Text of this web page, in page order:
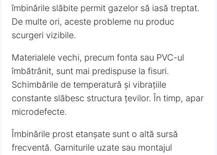
îmbinările slăbite permit gazelor să iasă treptat.
De multe ori, aceste probleme nu produc
scurgeri vizibile.
Materialele vechi, precum fonta sau PVC-ul
îmbătrânit, sunt mai predispuse la fisuri.
Schimbările de temperatură și vibrațiile
constante slăbesc structura țevilor. În timp, apar
microdefecte.
Îmbinările prost etanșate sunt o altă sursă
frecventă. Garniturile uzate sau montajul